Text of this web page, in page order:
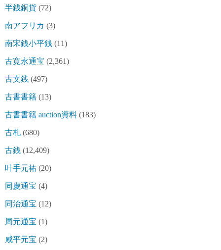
半銭銅貨 (72)
南アフリカ (3)
南宋銭小平銭 (11)
古寛永通宝 (2,361)
古文銭 (497)
古書書籍 (13)
古書書籍 auction資料 (183)
古札 (680)
古銭 (12,409)
叶手元祐 (20)
同慶通宝 (4)
同治通宝 (12)
周元通宝 (1)
咸平元宝 (2)